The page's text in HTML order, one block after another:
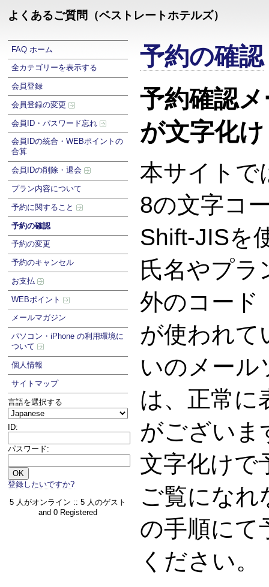
よくあるご質問（ベストレートホテルズ）
FAQ ホーム
全カテゴリーを表示する
会員登録
会員登録の変更
会員ID・パスワード忘れ
会員IDの統合・WEBポイントの
合算
会員IDの削除・退会
プラン内容について
予約に関すること
予約の確認
予約の変更
予約のキャンセル
お支払
WEBポイント
メールマガジン
パソコン・iPhone の利用環境に
ついて
個人情報
サイトマップ
言語を選択する
ID:
パスワード:
登録したいですか?
5 人がオンライン :: 5 人のゲスト
and 0 Registered
予約の確認
予約確認
が文字化
本サイトで
8の文字コ
Shift-JISを
氏名やプラ
外のコード
が使われて
いのメール
は、正常に
がございま
文字化けで
ご覧になれ
の手順にて
ください。